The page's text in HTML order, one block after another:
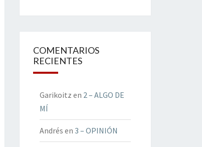
COMENTARIOS
RECIENTES
Garikoitz en 2 – ALGO DE
MÍ
Andrés en 3 – OPINIÓN